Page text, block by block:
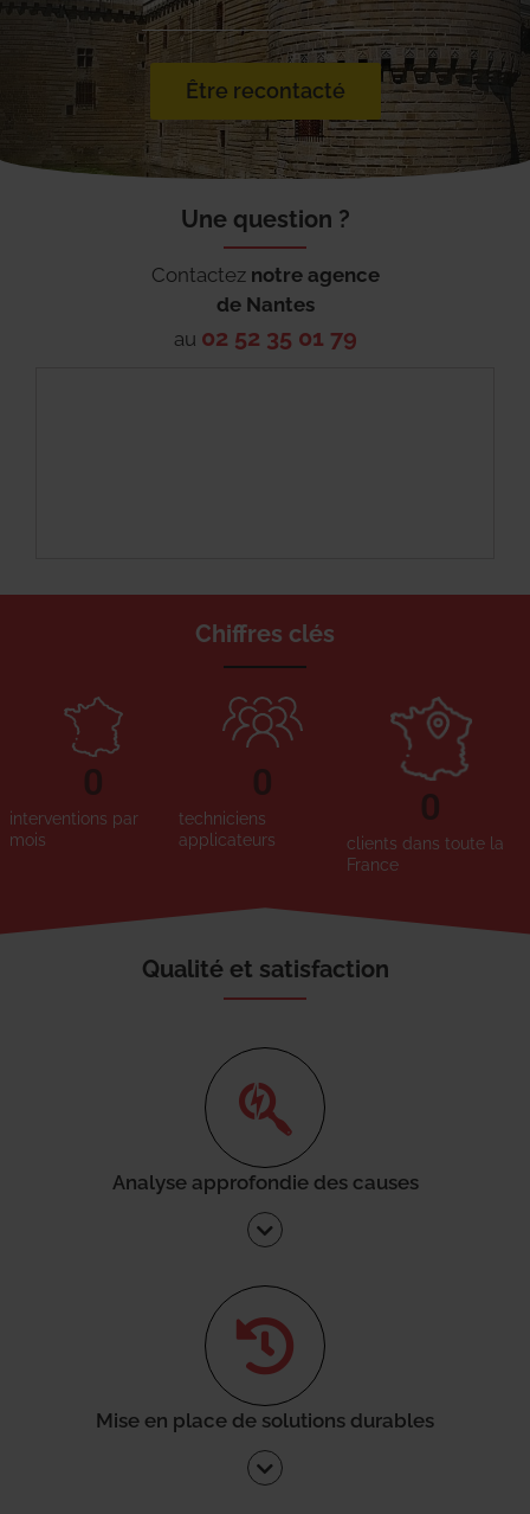
Être recontacté
Une question ?
Contactez notre agence
de Nantes
au 02 52 35 01 79
Chiffres clés
interventions par
mois
0
techniciens
applicateurs
0
clients dans toute la
France
0
Qualité et satisfaction
Analyse approfondie des causes
Mise en place de solutions durables